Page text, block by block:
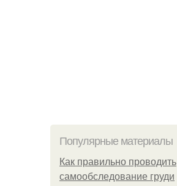
Популярные материалы
Как правильно проводить
самообследование груди